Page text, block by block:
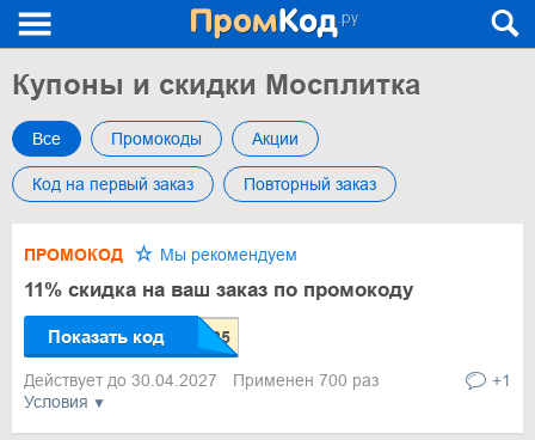
Купоны и скидки Мосплитка
Все Промокоды Акции
Код на первый заказ Повторный заказ
Условия
ПРОМОКОД Мы рекомендуем
11% скидка на ваш заказ по промокоду
Показать код
Действует до 30.04.2027 Применен 700 раз +1